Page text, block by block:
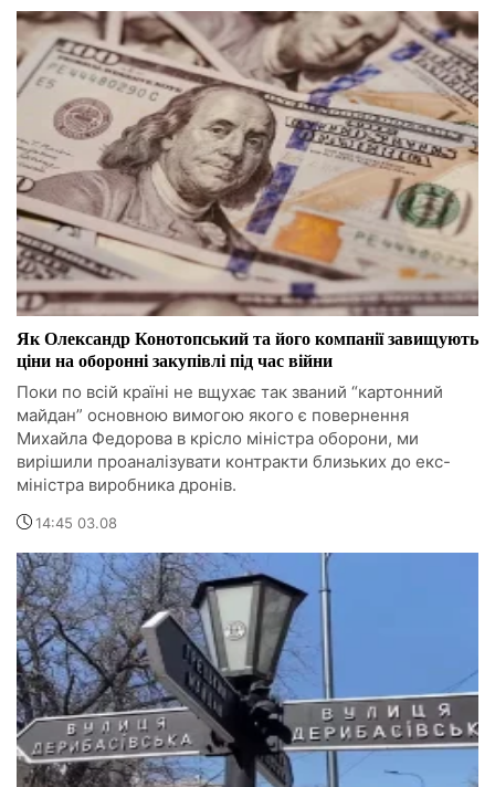
Як Олександр Конотопський та його компанії завищують
ціни на оборонні закупівлі під час війни
Поки по всій країні не вщухає так званий “картонний
майдан” основною вимогою якого є повернення
Михайла Федорова в крісло міністра оборони, ми
вирішили проаналізувати контракти близьких до екс-
міністра виробника дронів.
14:45 03.08